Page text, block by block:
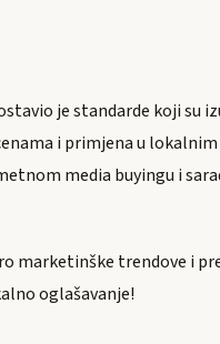
je standarde koji su
i primjena u
media buyingu i
marketinške trendove i
oglašavanje!